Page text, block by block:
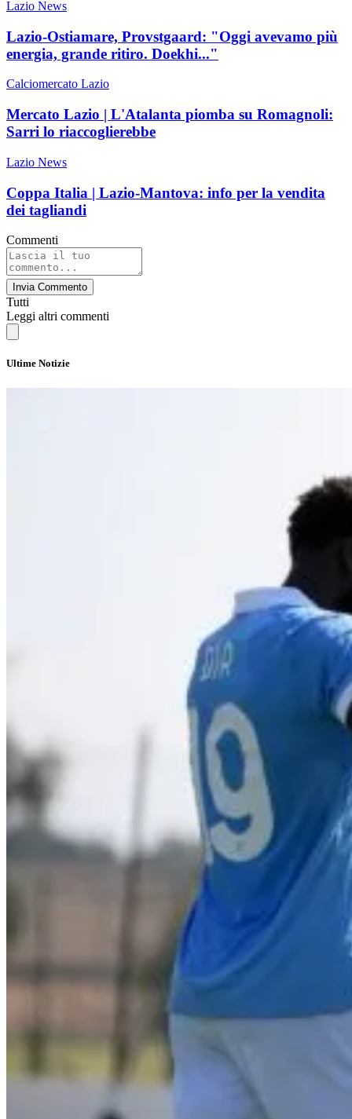
Lazio News
Lazio-Ostiamare, Provstgaard: "Oggi avevamo più
energia, grande ritiro. Doekhi..."
Calciomercato Lazio
Mercato Lazio | L'Atalanta piomba su Romagnoli:
Sarri lo riaccoglierebbe
Lazio News
Coppa Italia | Lazio-Mantova: info per la vendita
dei tagliandi
Commenti
Invia Commento
Tutti
Leggi altri commenti
Ultime Notizie